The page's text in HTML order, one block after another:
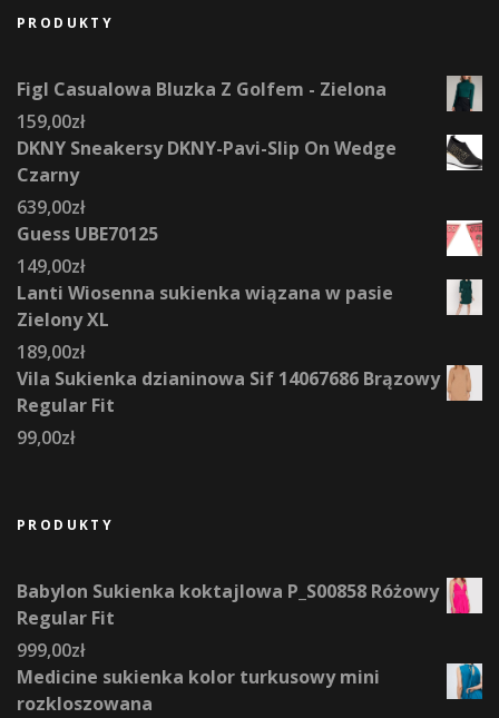
PRODUKTY
Figl Casualowa Bluzka Z Golfem - Zielona
159,00zł
DKNY Sneakersy DKNY-Pavi-Slip On Wedge
Czarny
639,00zł
Guess UBE70125
149,00zł
Lanti Wiosenna sukienka wiązana w pasie
Zielony XL
189,00zł
Vila Sukienka dzianinowa Sif 14067686 Brązowy
Regular Fit
99,00zł
PRODUKTY
Babylon Sukienka koktajlowa P_S00858 Różowy
Regular Fit
999,00zł
Medicine sukienka kolor turkusowy mini
rozkloszowana